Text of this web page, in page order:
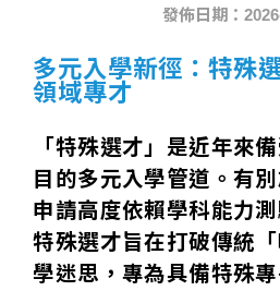
發佈日期：
多元入學新徑：特殊
領域專才
「特殊選才」是近年來
目的多元入學管道。有
申請高度依賴學科能力
特殊選才旨在打破傳統
學迷思，專為具備特殊